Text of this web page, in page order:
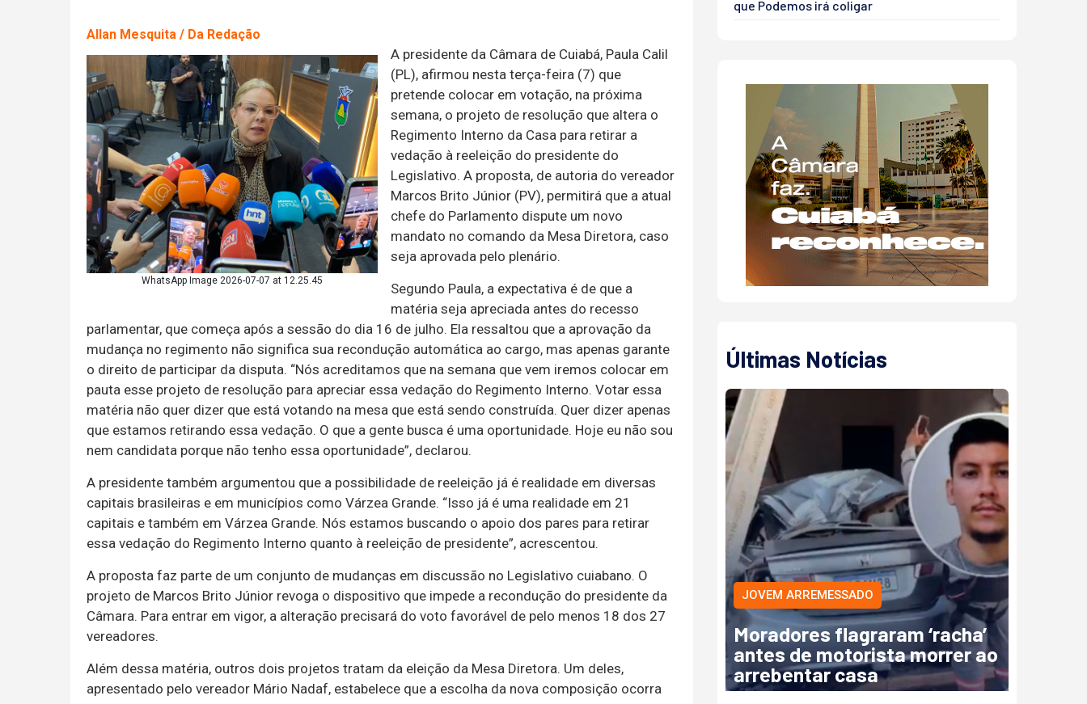
Allan Mesquita / Da Redação
WhatsApp Image 2026-07-07 at 12.25.45
A presidente da Câmara de Cuiabá, Paula Calil
(PL), afirmou nesta terça-feira (7) que
pretende colocar em votação, na próxima
semana, o projeto de resolução que altera o
Regimento Interno da Casa para retirar a
vedação à reeleição do presidente do
Legislativo. A proposta, de autoria do vereador
Marcos Brito Júnior (PV), permitirá que a atual
chefe do Parlamento dispute um novo
mandato no comando da Mesa Diretora, caso
seja aprovada pelo plenário.
Segundo Paula, a expectativa é de que a
matéria seja apreciada antes do recesso
parlamentar, que começa após a sessão do dia 16 de julho. Ela ressaltou que a aprovação da
mudança no regimento não significa sua recondução automática ao cargo, mas apenas garante
o direito de participar da disputa. “Nós acreditamos que na semana que vem iremos colocar em
pauta esse projeto de resolução para apreciar essa vedação do Regimento Interno. Votar essa
matéria não quer dizer que está votando na mesa que está sendo construída. Quer dizer apenas
que estamos retirando essa vedação. O que a gente busca é uma oportunidade. Hoje eu não sou
nem candidata porque não tenho essa oportunidade”, declarou.
A presidente também argumentou que a possibilidade de reeleição já é realidade em diversas
capitais brasileiras e em municípios como Várzea Grande. “Isso já é uma realidade em 21
capitais e também em Várzea Grande. Nós estamos buscando o apoio dos pares para retirar
essa vedação do Regimento Interno quanto à reeleição de presidente”, acrescentou.
A proposta faz parte de um conjunto de mudanças em discussão no Legislativo cuiabano. O
projeto de Marcos Brito Júnior revoga o dispositivo que impede a recondução do presidente da
Câmara. Para entrar em vigor, a alteração precisará do voto favorável de pelo menos 18 dos 27
vereadores.
Além dessa matéria, outros dois projetos tratam da eleição da Mesa Diretora. Um deles,
apresentado pelo vereador Mário Nadaf, estabelece que a escolha da nova composição ocorra
que Podemos irá coligar
Últimas Notícias
JOVEM ARREMESSADO
Moradores flagraram ‘racha’
antes de motorista morrer ao
arrebentar casa